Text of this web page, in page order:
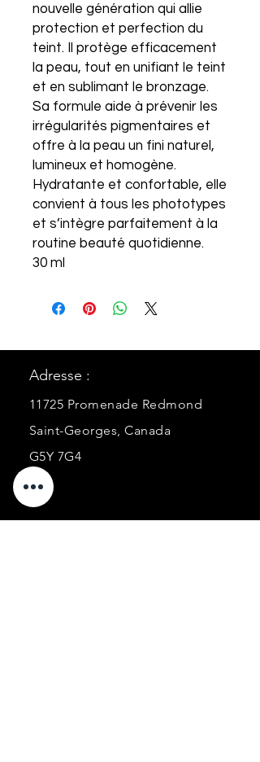
nouvelle génération qui allie
protection et perfection du
teint. Il protège efficacement
la peau, tout en unifiant le teint
et en sublimant le bronzage.
Sa formule aide à prévenir les
irrégularités pigmentaires et
offre à la peau un fini naturel,
lumineux et homogène.
Hydratante et confortable, elle
convient à tous les phototypes
et s’intègre parfaitement à la
routine beauté quotidienne.
30 ml
Adresse :
11725 Promenade Redmond
Saint-Georges, Canada
G5Y 7G4